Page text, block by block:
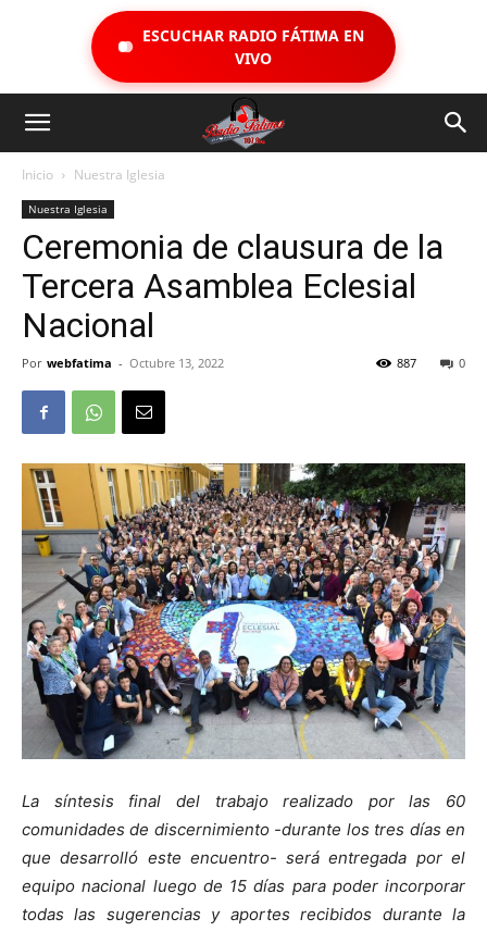
ESCUCHAR RADIO FÁTIMA EN
VIVO
Inicio Nuestra Iglesia
Nuestra Iglesia
Ceremonia de clausura de la
Tercera Asamblea Eclesial
Nacional
Por webfatima - Octubre 13, 2022 0
887
La síntesis final del trabajo realizado por las 60
comunidades de discernimiento -durante los tres días en
que desarrolló este encuentro- será entregada por el
equipo nacional luego de 15 días para poder incorporar
todas las sugerencias y aportes recibidos durante la